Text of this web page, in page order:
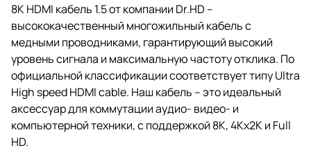
8K HDMI кабель 1.5 от компании Dr.HD –
высококачественный многожильный кабель с
медными проводниками, гарантирующий высокий
уровень сигнала и максимальную частоту отклика. По
официальной классификации соответствует типу Ultra
High speed HDMI cable. Наш кабель – это идеальный
аксессуар для коммутации аудио- видео- и
компьютерной техники, с поддержкой 8K, 4Kx2K и Full
HD.